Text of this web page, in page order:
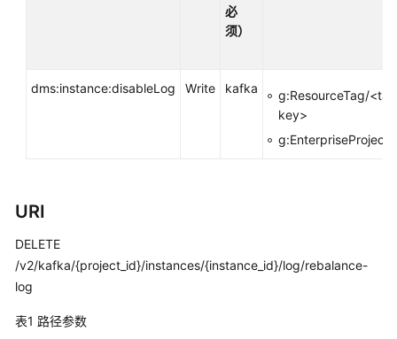
南
发
指
API
必
须）
dms:instance:disableLog Write kafka
g:ResourceTag/
key>
URI
DELETE
/v2/kafka/{project_id}/instances/{instance_id}/log/rebalance-
log
表1 路径参数